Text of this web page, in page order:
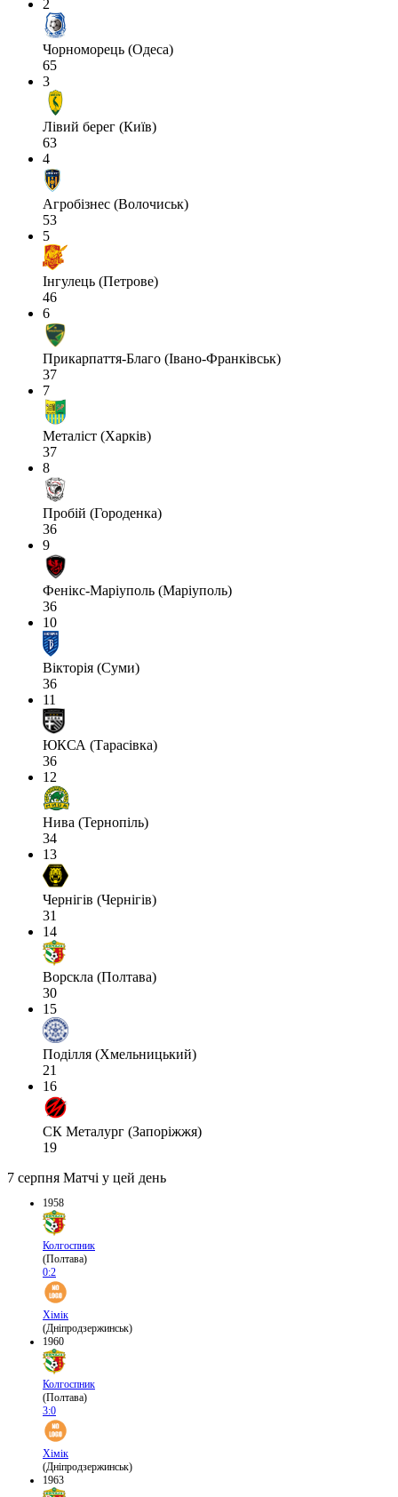
2
Чорноморець (Одеса)
65
3
Лівий берег (Київ)
63
4
Агробізнес (Волочиськ)
53
5
Інгулець (Петрове)
46
6
Прикарпаття-Благо (Івано-Франківськ)
37
7
Металіст (Харків)
37
8
Пробій (Городенка)
36
9
Фенікс-Маріуполь (Маріуполь)
36
10
Вікторія (Суми)
36
11
ЮКСА (Тарасівка)
36
12
Нива (Тернопіль)
34
13
Чернігів (Чернігів)
31
14
Ворскла (Полтава)
30
15
Поділля (Хмельницький)
21
16
СК Металург (Запоріжжя)
19
7 серпня Матчі у цей день
1958
Колгоспник
(Полтава)
0:2
Хімік
(Дніпродзержинськ)
1960
Колгоспник
(Полтава)
3:0
Хімік
(Дніпродзержинськ)
1963